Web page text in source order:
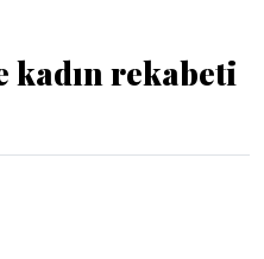
kadın rekabeti